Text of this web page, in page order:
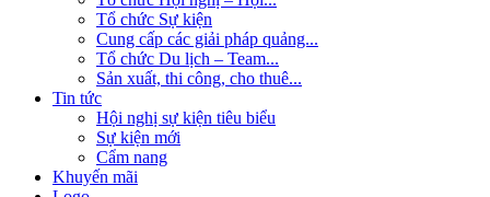
Tổ chức Sự kiện
Cung cấp các giải pháp quảng...
Tổ chức Du lịch – Team...
Sản xuất, thi công, cho thuê...
Tin tức
Hội nghị sự kiện tiêu biểu
Sự kiện mới
Cẩm nang
Khuyến mãi